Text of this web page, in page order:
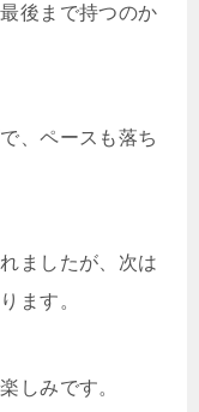
後まで持つのか
、ペースも落ち
ましたが、次は
ます。
しみです。